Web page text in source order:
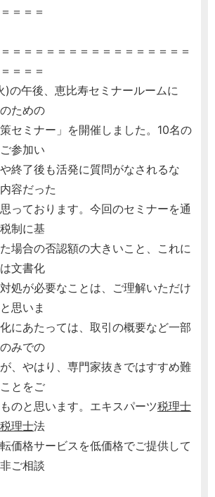
＝＝＝
＝＝＝＝＝＝＝＝＝＝＝＝＝＝＝＝
＝＝＝
)の午後、恵比寿セミナールームに
ための
セミナー」を開催しました。10名の
参加い
終了後も活発に質問がなされるな
容だった
っております。今回のセミナーを通
制に基
場合の否認額の大きいこと、これに
文書化
処が必要なことは、ご理解いただけ
思いま
にあたっては、取引の概要など一部
みでの
、やはり、専門家抜きではすすめ難
とをご
のと思います。エキスパーツ税理士
税理士法
価格サービスを低価格でご提供して
ご相談